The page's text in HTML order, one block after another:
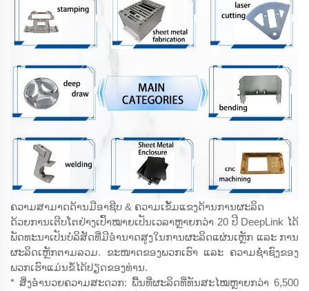
ຄວາມສາມາດດ້ານມືອາຊີບ & ຄວາມເຂັ້ມແຂງດ້ານການຜະລິດ
ດ້ວຍການເຕີບໂຕຢ່າງເປົ້າໝາຍເປັນເວລາຫຼາຍກວ່າ 20 ປີ DeepLink ໄດ້
ພັດທະນາເປັນບໍລິສັດທີ່ມີອຳນາດສູງໃນການຜະລິດແຜ່ນເຫຼັກ ແລະ ການ
ຜະລິດເຫຼັກຕາມລວມ. ຂະໜາດຂອງພວກເຮົາ ແລະ ຄວາມຊ່ຳຊົງຂອງ
ພວກເຮົາແມ່ນຂໍ້ໄດ້ປຽດຂອງທ່ານ.
* ສິ່ງອຳນວຍຄວາມສະດວກ: ພື້ນທີ່ຜະລິດທີ່ທັນສະໄໝຫຼາຍກວ່າ 6,500